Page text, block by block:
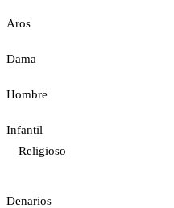
Aros
Dama
Hombre
Infantil
Religioso
Denarios